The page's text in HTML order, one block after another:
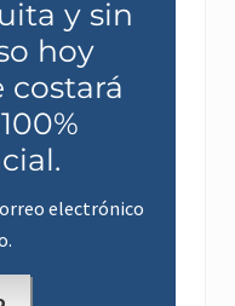
y sin
hoy
costará
electrónico